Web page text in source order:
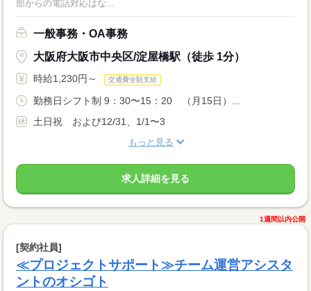
部からの電話対応はな...
一般事務・OA事務
大阪府大阪市中央区/淀屋橋駅（徒歩 1分）
時給1,230円～ 交通費全額支給
勤務日シフト制 9：30〜15：20 （月15日）...
土日祝 および12/31、1/1〜3
もっと見る
求人詳細を見る
1週間以内公開
[契約社員]
≪プロジェクトサポート≫チーム運営アシスタ
ントのオシゴト